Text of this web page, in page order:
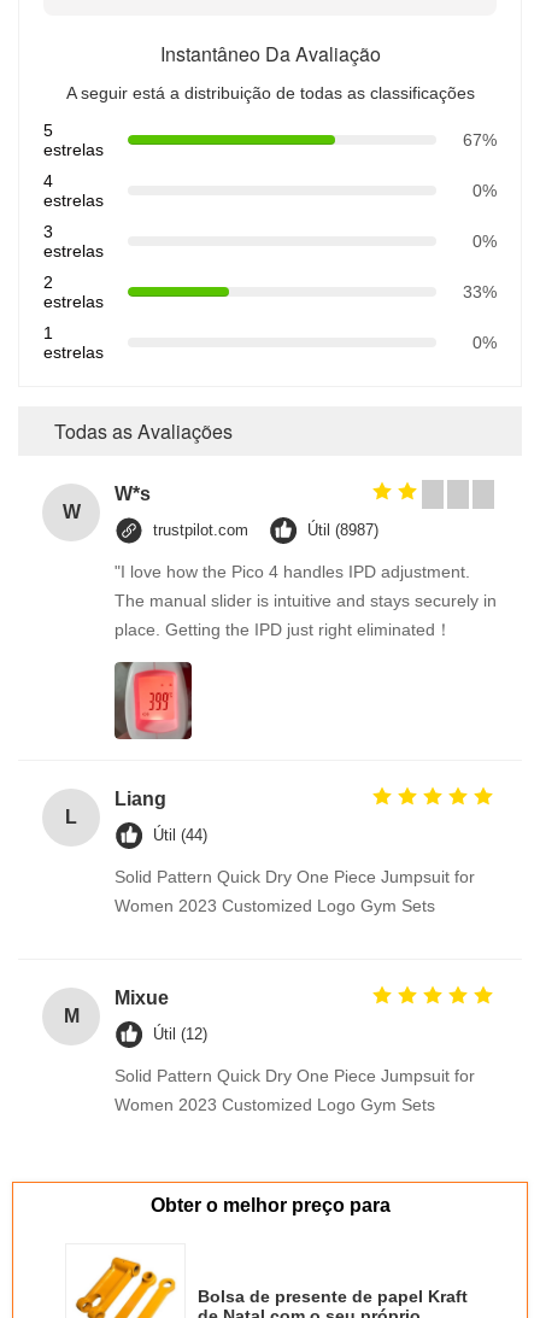
Instantâneo Da Avaliação
A seguir está a distribuição de todas as classificações
5
estrelas
67%
4
estrelas
0%
3
estrelas
0%
2
estrelas
33%
1
estrelas
0%
Todas as Avaliações
W
W*s
trustpilot.com Útil (8987)
"I love how the Pico 4 handles IPD adjustment.
The manual slider is intuitive and stays securely in
place. Getting the IPD just right eliminated！
L
Liang
Útil (44)
Solid Pattern Quick Dry One Piece Jumpsuit for
Women 2023 Customized Logo Gym Sets
M
Mixue
Útil (12)
Solid Pattern Quick Dry One Piece Jumpsuit for
Women 2023 Customized Logo Gym Sets
Obter o melhor preço para
Bolsa de presente de papel Kraft